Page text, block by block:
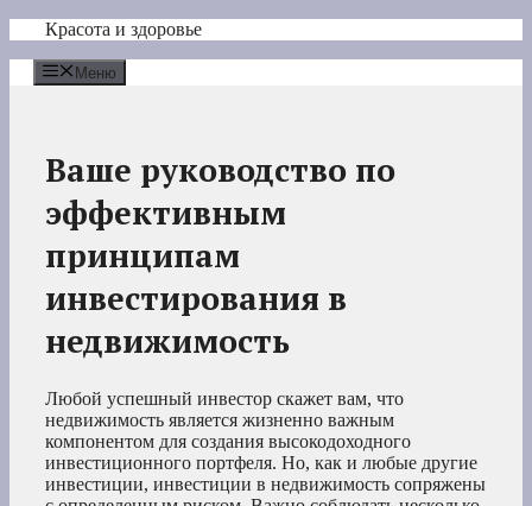
Перейти
содержимому
Красота и здоровье
Меню
Ваше руководство по
эффективным
принципам
инвестирования в
недвижимость
Любой успешный инвестор скажет вам, что
недвижимость является жизненно важным
компонентом для создания высокодоходного
инвестиционного портфеля. Но, как и любые другие
инвестиции, инвестиции в недвижимость сопряжены